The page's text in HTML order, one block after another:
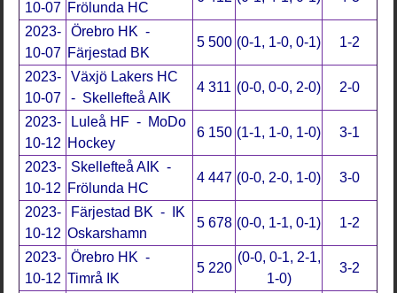
10-07 Frölunda HC
2023-
10-07
Örebro HK -
Färjestad BK
5 500 (0-1, 1-0, 0-1) 1-2
2023-
10-07
Växjö Lakers HC
- Skellefteå AIK
4 311 (0-0, 0-0, 2-0) 2-0
2023-
10-12
Luleå HF - MoDo
Hockey
6 150 (1-1, 1-0, 1-0) 3-1
2023-
10-12
Skellefteå AIK -
Frölunda HC
4 447 (0-0, 2-0, 1-0) 3-0
2023-
10-12
Färjestad BK - IK
Oskarshamn
5 678 (0-0, 1-1, 0-1) 1-2
2023-
10-12
Örebro HK -
Timrå IK
5 220
(0-0, 0-1, 2-1,
1-0)
3-2